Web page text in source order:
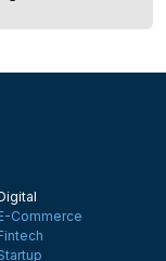
Commerce